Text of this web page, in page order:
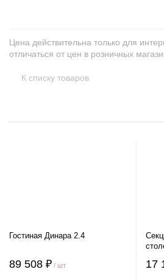
Цена действительна только для
отличаться от цен в розничных
К списку товаров
Гостиная Динара 2.4
89 508 ₽ / шт 17